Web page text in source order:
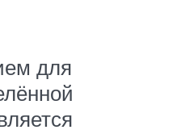
для